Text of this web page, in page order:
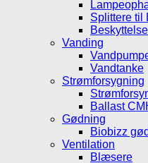
Splittere til
Vanding
Vandtanke
Strømforsygning
Ballast
Gødning
Biobizz
Ventilation
Blæsere